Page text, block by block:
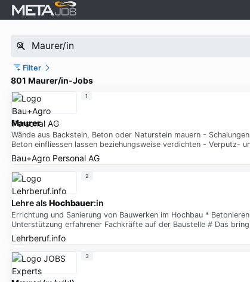
Filter
801 Maurer/in-Jobs
Maurer
Wände aus Backstein, Beton oder Naturstein mauern -
Beton einfliessen lassen beziehungsweise verdichten - Verputz-
Bau+Agro Personal AG
1
Lehre alsHochbauer:in
Errichtung und Sanierung von Bauwerken im Hochbau *
Unterstützung erfahrener Fachkräfte auf der Baustelle # Das
Lehrberuf.info
2
3